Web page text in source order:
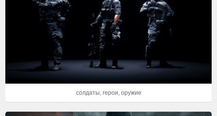
солдаты, герои, оружие